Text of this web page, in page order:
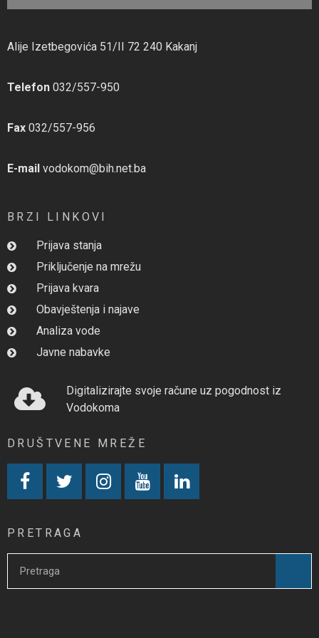
Alije Izetbegovića 51/II 72 240 Kakanj
Telefon 032/557-950
Fax 032/557-956
E-mail vodokom@bih.net.ba
BRZI LINKOVI
Prijava stanja
Priključenje na mrežu
Prijava kvara
Obavještenja i najave
Analiza vode
Javne nabavke
Digitalizirajte svoje račune uz pogodnost iz
Vodokoma
DRUŠTVENE MREŽE
PRETRAGA